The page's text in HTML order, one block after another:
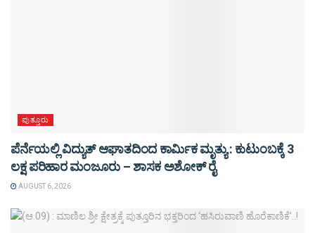
ಪುತ್ತೂರು
ಪೆರ್ನೆಯಲ್ಲಿ ವಿದ್ಯುತ್ ಆಘಾತದಿಂದ ಕಾರ್ಮಿಕ ಮೃತ್ಯು : ಕುಟುಂಬಕ್ಕೆ 3
ಲಕ್ಷ ಪರಿಹಾರ ಮಂಜೂರು – ಶಾಸಕ ಅಶೋಕ್ ರೈ
AUGUST 6, 2026